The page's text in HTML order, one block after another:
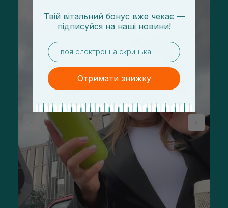
Твій вітальний бонус вже чекає —
підписуйся на наші новини!
email
Отримати знижку